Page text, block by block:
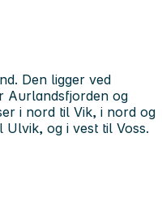
Den ligger ved
Aurlandsfjorden og
i nord til Vik, i nord og
og i vest til Voss.